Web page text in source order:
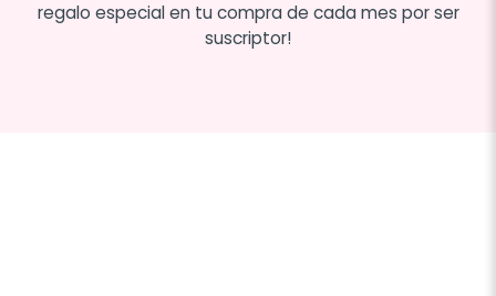
regalo especial en tu compra de cada mes por ser
suscriptor!